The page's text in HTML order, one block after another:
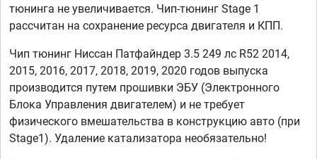
тюнинга не увеличивается. Чип-тюнинг Stage 1
рассчитан на сохранение ресурса двигателя и КПП.
Чип тюнинг Ниссан Патфайндер 3.5 249 лс R52 2014,
2015, 2016, 2017, 2018, 2019, 2020 годов выпуска
производится путем прошивки ЭБУ (Электронного
Блока Управления двигателем) и не требует
физического вмешательства в конструкцию авто (при
Stage1). Удаление катализатора необязательно!